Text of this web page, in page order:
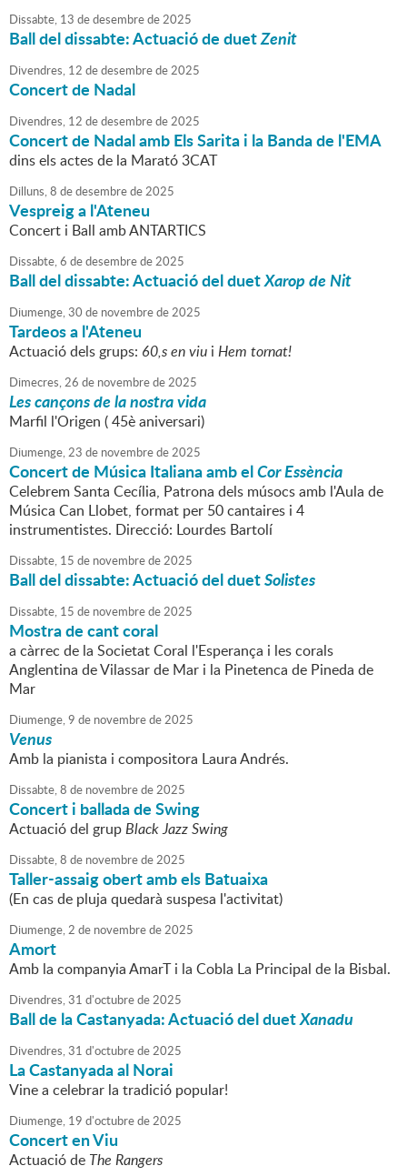
Dissabte, 13 dedesembrede2025
Ball del dissabte: Actuació de duetZenit
Divendres, 12 dedesembrede2025
Concert de Nadal
Divendres, 12 dedesembrede2025
Concert de Nadal amb Els Sarita i la Banda de l'EMA
dins els actes de la Marató 3CAT
Dilluns,8 dedesembrede2025
Vespreig a l'Ateneu
Concert i Ball amb ANTARTICS
Dissabte,6 dedesembrede2025
Ball del dissabte: Actuació del duetXarop de Nit
Diumenge,30 de novembrede2025
Tardeos a l'Ateneu
Actuació dels grups: 60,s en viu i Hem tornat!
Dimecres,26 de novembrede2025
Les cançons de la nostra vida
Marfil l'Origen ( 45è aniversari)
Diumenge,23 de novembrede2025
Concert de Música Italiana amb elCor Essència
Celebrem Santa Cecília, Patrona dels músocs amb l'Aula de
Música Can Llobet, format per 50 cantaires i 4
instrumentistes. Direcció: Lourdes Bartolí
Dissabte, 15 de novembrede2025
Ball del dissabte: Actuació del duetSolistes
Dissabte, 15 de novembrede2025
Mostra de cant coral
a càrrec de la Societat Coral l'Esperança i les corals
Anglentina de Vilassar de Mar i la Pinetenca de Pineda de
Mar
Diumenge,9 de novembrede2025
Venus
Amb la pianista i compositora Laura Andrés.
Dissabte,8 de novembrede2025
Concert i ballada de Swing
Actuació del grupBlack Jazz Swing
Dissabte,8 de novembrede2025
Taller-assaig obert amb els Batuaixa
(En cas de pluja quedarà suspesa l'activitat)
Diumenge,2 de novembrede2025
Amort
Amb la companyia AmarT i la Cobla La Principal de la Bisbal.
Divendres,31 d'octubrede2025
Ball de la Castanyada: Actuació delduetXanadu
Divendres,31 d'octubrede2025
La Castanyada al Norai
Vine a celebrar la tradició popular!
Diumenge, 19 d'octubrede2025
Concert en Viu
Actuació de The Rangers